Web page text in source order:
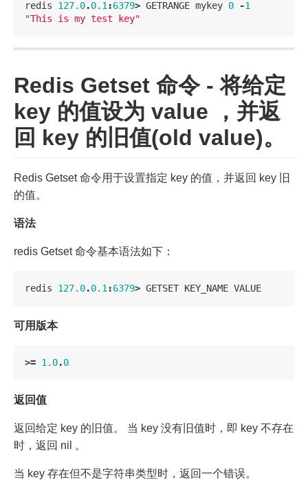
redis 127.0.0.1:6379> GETRANGE mykey 0 -1
"This is my test key"
Redis Getset 命令 - 将给定
key 的值设为 value ，并返
回 key 的旧值(old value)。
Redis Getset 命令用于设置指定 key 的值，并返回 key 旧
的值。
语法
redis Getset 命令基本语法如下：
redis 127.0.0.1 :6379> GETSET KEY_NAME VALUE
可用版本
>= 1.0.0
返回值
返回给定 key 的旧值。 当 key 没有旧值时，即 key 不存在
时，返回 nil 。
当 key 存在但不是字符串类型时，返回一个错误。